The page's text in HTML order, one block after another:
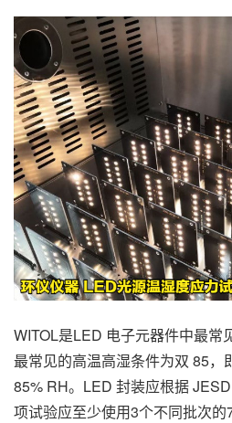
WITOL是LED 电子元器件中最常
最常见的高温高湿条件为双 85
85% RH。LED 封装应根据
项试验应至少使用3个不同批次